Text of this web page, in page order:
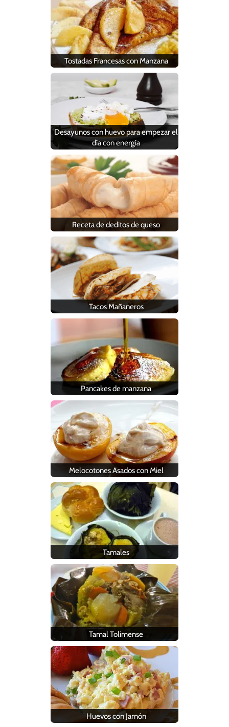
Tostadas Francesas con Manzana
Desayunos con huevo para empezar el
día con energía
Receta de deditos de queso
Tacos Mañaneros
Pancakes de manzana
Melocotones Asados con Miel
Tamales
Tamal Tolimense
Huevos con Jamón